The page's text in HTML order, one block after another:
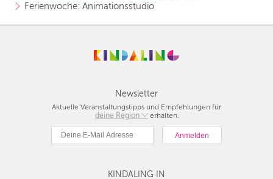
Ferienwoche: Animationsstudio
Newsletter
Aktuelle Veranstaltungstipps und Empfehlungen für
deine Region
Berlin
München
Hamburg
Köln
erhalten.
KINDALING IN